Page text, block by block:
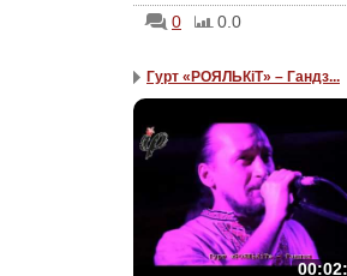
0
0.0
Гурт «РОЯЛЬКіТ» – Гандз...